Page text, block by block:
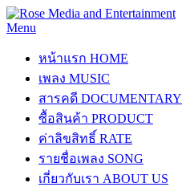
Menu
หน้าแรก HOME
เพลง MUSIC
สารคดี DOCUMENTARY
ซื้อสินค้า PRODUCT
ค่าลิขสิทธิ์ RATE
รายชื่อเพลง SONG
เกี่ยวกับเรา ABOUT US